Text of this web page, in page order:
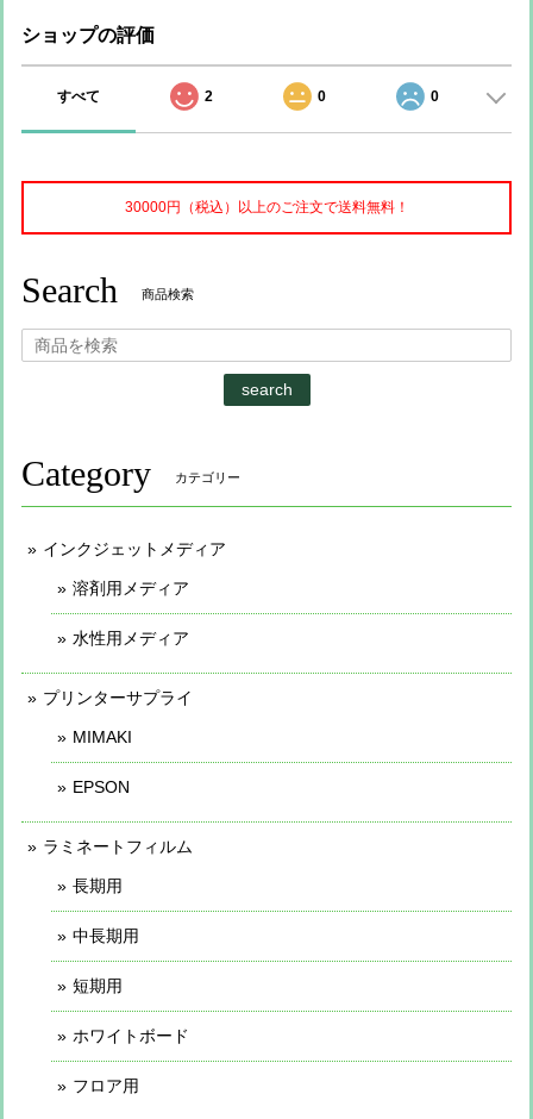
ショップの評価
すべて 2 0 0
30000円（税込）以上のご注文で送料無料！
Search 商品検索
search
Category カテゴリー
インクジェットメディア
溶剤用メディア
水性用メディア
プリンターサプライ
MIMAKI
EPSON
ラミネートフィルム
長期用
中長期用
短期用
ホワイトボード
フロア用